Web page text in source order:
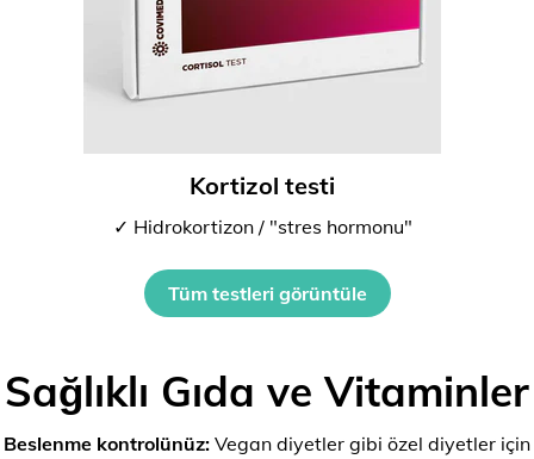
Kortizol testi
✓ Hidrokortizon / "stres hormonu"
Tüm testleri görüntüle
Sağlıklı Gıda ve Vitaminler
Beslenme kontrolünüz: Vegan diyetler gibi özel diyetler için